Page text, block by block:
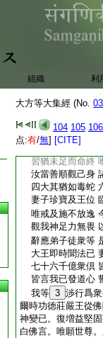
組織 利
大方等大集經 (No.
104 105 106
点:有/無] [CITE]
以口嗚足而讃歎
世尊是舍依止護
體衆心行到彼岸
今此大王恃王位
令此大王發道心
人王汝今至心聽
五欲無常喩如夢
王及國邑如幻化
習行欲者無厭足
習猶未足而命終
汝當善順觀己身
四大其猶如毒蛇
妻子珍寶及王位
唯戒及施不放逸
觀我神足力無畏
辭應弟子徒衆等
大王即時聞法已
七十六千億衆倶
皆言我已發道心
我等 3 渉行爲
爾時功徳莊嚴王從
神變已。復増益堅
白佛言。唯願世尊